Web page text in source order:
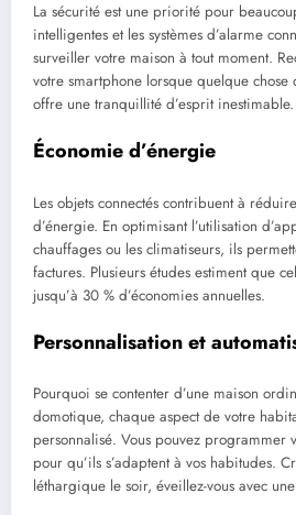
La sécurité est une priorité pour
intelligentes et les systèmes d’alarme
surveiller votre maison à tout moment.
votre smartphone lorsque quelque
offre une tranquillité d’esprit inestimable.
Économie d’énergie
Les objets connectés contribuent à
d’énergie. En optimisant l’utilisation
chauffages ou les climatiseurs, ils
factures. Plusieurs études estiment que
jusqu’à 30 % d’économies annuelles.
Personnalisation et
Pourquoi se contenter d’une maison
domotique, chaque aspect de votre
personnalisé. Vous pouvez programmer
pour qu’ils s’adaptent à vos habitudes.
léthargique le soir, éveillez-vous avec